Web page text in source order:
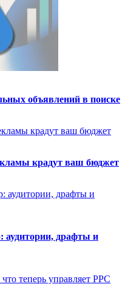
объявлений в поиске
крадут ваш бюджет
аудитории, драфты и